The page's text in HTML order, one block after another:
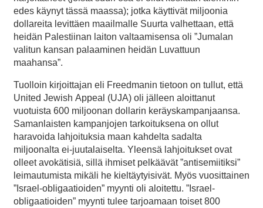
edes käynyt tässä maassa); jotka käyttivät miljoonia
dollareita levittäen maailmalle Suurta valhettaan, että
heidän Palestiinan laiton valtaamisensa oli ”Jumalan
valitun kansan palaaminen heidän Luvattuun
maahansa”.
Tuolloin kirjoittajan eli Freedmanin tietoon on tullut, että
United Jewish Appeal (UJA) oli jälleen aloittanut
vuotuista 600 miljoonan dollarin keräyskampanjaansa.
Samanlaisten kampanjojen tarkoituksena on ollut
haravoida lahjoituksia maan kahdelta sadalta
miljoonalta ei-juutalaiselta. Yleensä lahjoitukset ovat
olleet avokätisiä, sillä ihmiset pelkäävät ”antisemiitiksi”
leimautumista mikäli he kieltäytyisivät. Myös vuosittainen
”Israel-obligaatioiden” myynti oli aloitettu. ”Israel-
obligaatioiden” myynti tulee tarjoamaan toiset 800